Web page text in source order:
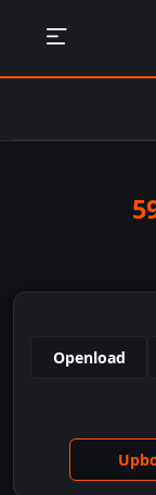
Openload